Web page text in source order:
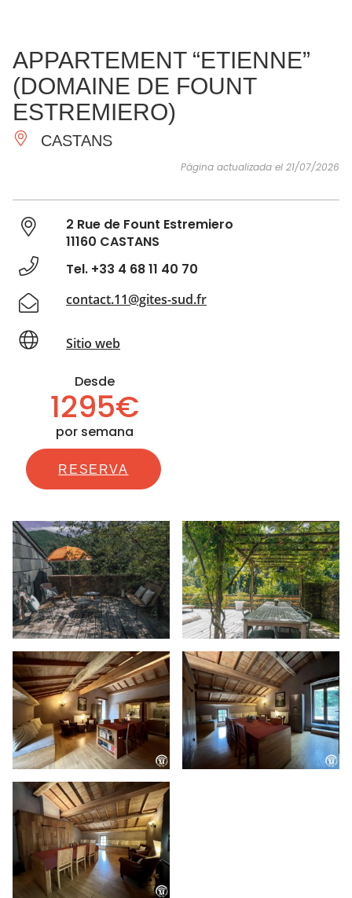
IMPRESCINDIBLES
HACER
INSPIRACIONES
APPARTEMENT “ETIENNE”
(DOMAINE DE FOUNT
ESTREMIERO)
CASTANS
Página actualizada el 21/07/2026
2 Rue de Fount Estremiero
11160 CASTANS
Tel. +33 4 68 11 40 70
contact.11@gites-sud.fr
Sitio web
Desde
1295€
por semana
RESERVA